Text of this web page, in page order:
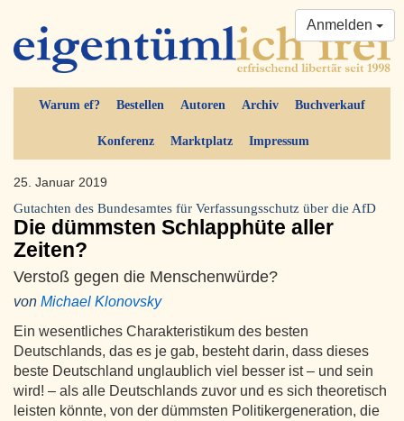
Warum ef? Bestellen Autoren Archiv Buchverkauf
Konferenz Marktplatz Impressum
Anmelden
25. Januar 2019
Gutachten des Bundesamtes für Verfassungsschutz über die AfD
Die dümmsten Schlapphüte aller
Zeiten?
Verstoß gegen die Menschenwürde?
von Michael Klonovsky
Ein wesentliches Charakteristikum des besten
Deutschlands, das es je gab, besteht darin, dass dieses
beste Deutschland unglaublich viel besser ist – und sein
wird! – als alle Deutschlands zuvor und es sich theoretisch
leisten könnte, von der dümmsten Politikergeneration, die